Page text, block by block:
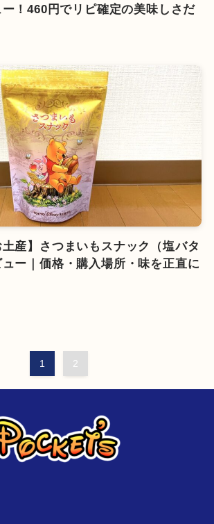
！460円でリピ確定の美味しさだ
土産】さつまいもスナック（塩バタ
ー｜価格・購入場所・味を正直に
1 2